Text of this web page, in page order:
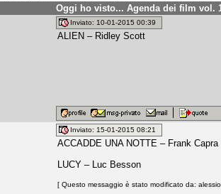
Oggi ho visto... Agenda dei film vol.
Inviato: 10-01-2015 00:39
ALIEN – Ridley Scott
Inviato: 15-01-2015 08:21
ACCADDE UNA NOTTE – Frank Capra
LUCY – Luc Besson
[ Questo messaggio è stato modificato da: